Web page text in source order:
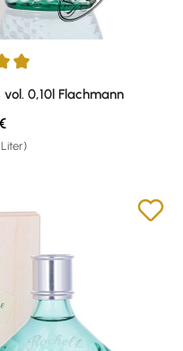
5 von 5 Sternen
0,10l Flachmann
Preis: